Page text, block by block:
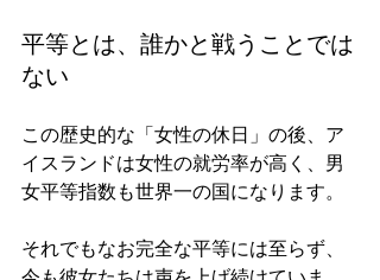
平等とは、誰かと戦うことでは
ない
この歴史的な「女性の休日」の後、ア
イスランドは女性の就労率が高く、男
女平等指数も世界一の国になります。
それでもなお完全な平等には至らず、